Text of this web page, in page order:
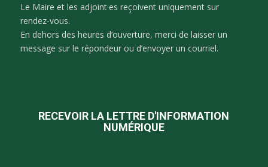
Le Maire et les adjoint·es reçoivent uniquement sur
rendez-vous.
En dehors des heures d’ouverture, merci de laisser un
message sur le répondeur ou d’envoyer un courriel.
RECEVOIR LA LETTRE D'INFORMATION
NUMÉRIQUE